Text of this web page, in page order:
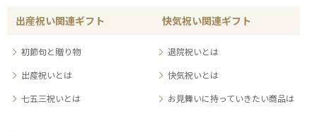
出産祝い関連ギフト
初節句と贈り物
出産祝いとは
七五三祝いとは
快気祝い関連ギフト
退院祝いとは
快気祝いとは
お見舞いに持っていきたい商品は